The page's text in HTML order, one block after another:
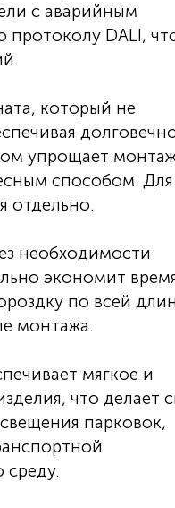
с аварийным
DALI,
который не
упрощает
способом. Для
отдельно.
необходимости
экономит
по всей
монтажа.
мягкое и
что делает
парковок,
среду.